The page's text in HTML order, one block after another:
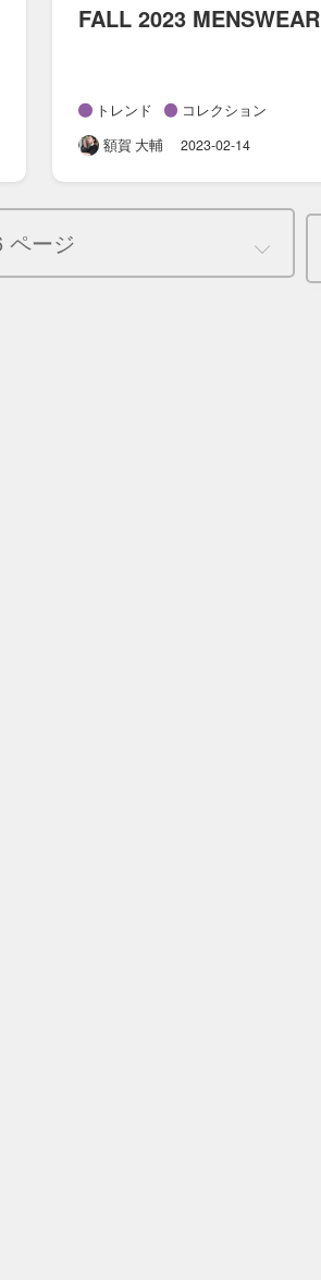
FALL 2023 MENSWEAR
トレンド
コレクション
額賀 大輔
2023-02-14
ページ